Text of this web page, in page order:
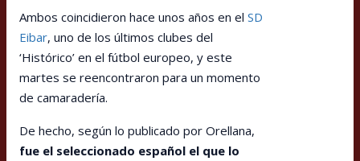
Ambos coincidieron hace unos años en el SD
Eibar, uno de los últimos clubes del
‘Histórico’ en el fútbol europeo, y este
martes se reencontraron para un momento
de camaradería.
De hecho, según lo publicado por Orellana,
fue el seleccionado español el que lo